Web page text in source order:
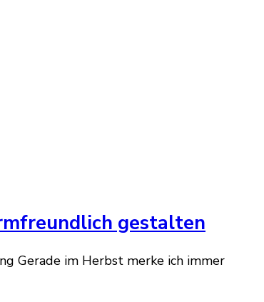
gestalten
Gerade im Herbst merke ich immer